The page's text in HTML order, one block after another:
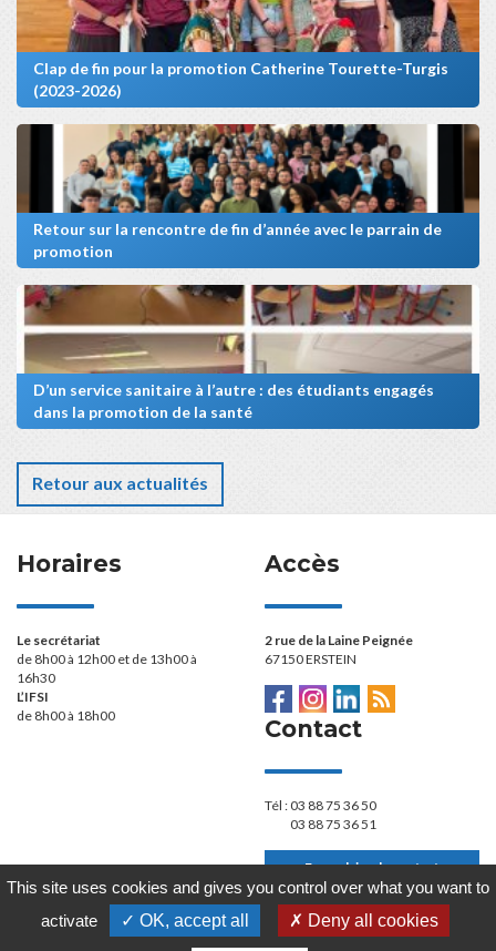
Clap de fin pour la promotion Catherine Tourette-Turgis
(2023-2026)
Retour sur la rencontre de fin d’année avec le parrain de
promotion
D’un service sanitaire à l’autre : des étudiants engagés
dans la promotion de la santé
Retour aux actualités
Horaires
Le secrétariat
de 8h00 à 12h00 et de 13h00 à
16h30
L’IFSI
de 8h00 à 18h00
Accès
2 rue de la Laine Peignée
67150 ERSTEIN
Contact
Tél : 03 88 75 36 50
03 88 75 36 51
Formulaire de contact
Mentions légales Politique de confidentialité
This site uses cookies and gives you control over what you want to
activate
✓ OK, accept all ✗ Deny all cookies